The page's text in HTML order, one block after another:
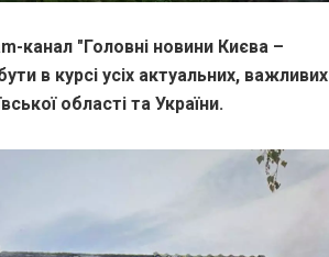
канал "Головні новини Києва –
в курсі усіх актуальних, важливих
області та України.